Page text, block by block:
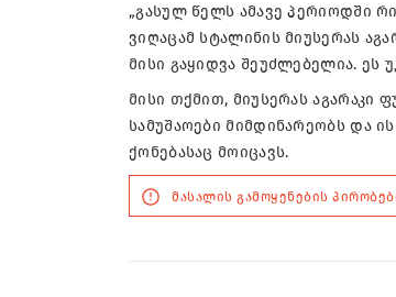
„გასულ წელს ამავე პერიოდში
ვიღაცამ სტალინის მიუსერას
მისი გაყიდვა შეუძლებელია. ეს
მისი თქმით, მიუსერას აგარაკი
სამუშაოები მიმდინარეობს და
ქონებასაც მოიცავს.
მასალის გამოყენების